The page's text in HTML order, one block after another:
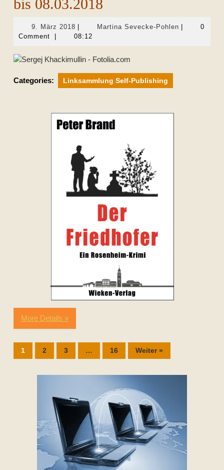
bis 08.03.2018
9. März 2018 9.
März
Martina Sevecke-PohlenMartina
0
Comment
08:12
Categories: Linksammlung Self-Publishing
More Details »
1 2 3 … 16 Weiter »